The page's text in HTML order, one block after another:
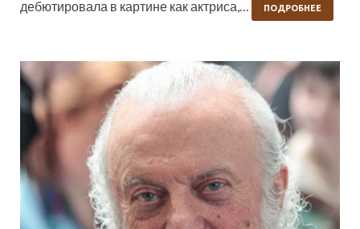
дебютировала в картине как актриса,…
ПОДРОБНЕЕ